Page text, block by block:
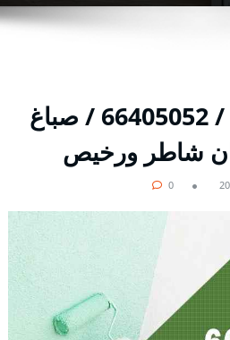
صباغ القصر رقم / 66405052 / صباغ
شاطر ورخيص
0